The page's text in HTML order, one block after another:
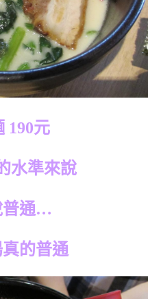
190元
水準來說
普通…
的普通